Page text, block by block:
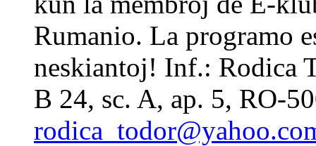
Rumanio. La programo
neskiantoj! Inf.: Rodica
B 24, sc. A, ap. 5, RO-